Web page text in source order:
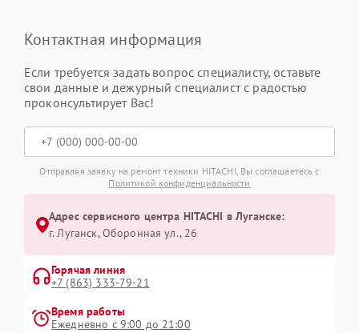
Контактная информация
Если требуется задать вопрос специалисту, оставьте
свои данные и дежурный специалист с радостью
проконсультирует Вас!
Отправляя заявку на ремонт техники HITACHI, Вы соглашаетесь с
Политикой конфиденциальности
Адрес сервисного центра HITACHI в Луганске:
г. Луганск, Оборонная ул., 26
Горячая линия
+7 (863) 333-79-21
Время работы
Ежедневно с 9:00 до 21:00